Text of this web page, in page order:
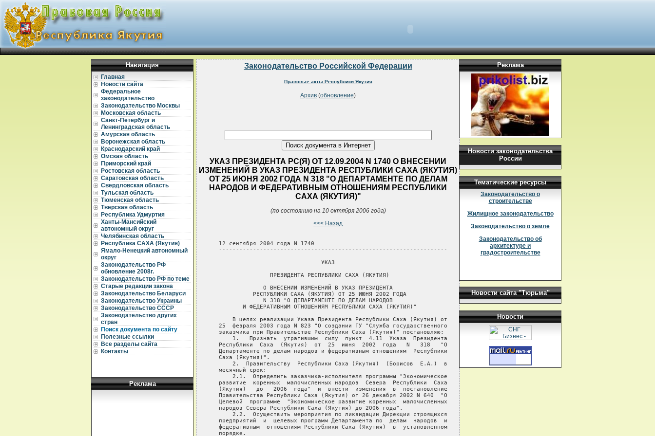
Навигация
Главная
Новости сайта
Федеральное
законодательство
Законодательство Москвы
Московская область
Санкт-Петербург и
Ленинградская область
Амурская область
Воронежская область
Краснодарский край
Омская область
Приморский край
Ростовская область
Саратовская область
Свердловская область
Тульская область
Тюменская область
Тверская область
Республика Удмуртия
Ханты-Мансийский
автономный округ
Челябинская область
Республика САХА (Якутия)
Ямало-Ненецкий автономный
округ
Законодательство РФ
обновление 2008г.
Законодательство РФ по теме
Старые редакции закона
Законодательство Беларуси
Законодательство Украины
Законодательство СССР
Законодательство других
стран
Поиск документа по сайту
Полезные ссылки
Все разделы сайта
Контакты
Реклама
Законодательство Российской Федерации
Правовые акты Республики Якутия
Архив (обновление)
УКАЗ ПРЕЗИДЕНТА РС(Я) ОТ 12.09.2004 N 1740 О ВНЕСЕНИИ
ИЗМЕНЕНИЙ В УКАЗ ПРЕЗИДЕНТА РЕСПУБЛИКИ САХА (ЯКУТИЯ)
ОТ 25 ИЮНЯ 2002 ГОДА N 318 "О ДЕПАРТАМЕНТЕ ПО ДЕЛАМ
НАРОДОВ И ФЕДЕРАТИВНЫМ ОТНОШЕНИЯМ РЕСПУБЛИКИ
САХА (ЯКУТИЯ)"
(по состоянию на 10 октября 2006 года)
<<< Назад
   12 сентября 2004 года N 1740
   -------------------------------------------------------------------
                                 УКАЗ
                  ПРЕЗИДЕНТА РЕСПУБЛИКИ САХА (ЯКУТИЯ)
                О ВНЕСЕНИИ ИЗМЕНЕНИЙ В УКАЗ ПРЕЗИДЕНТА
             РЕСПУБЛИКИ САХА (ЯКУТИЯ) ОТ 25 ИЮНЯ 2002 ГОДА
                N 318 "О ДЕПАРТАМЕНТЕ ПО ДЕЛАМ НАРОДОВ
          И ФЕДЕРАТИВНЫМ ОТНОШЕНИЯМ РЕСПУБЛИКИ САХА (ЯКУТИЯ)"
       В целях реализации Указа Президента Республики Саха (Якутия) от
   25  февраля 2003 года N 823 "О создании ГУ "Служба государственного
   заказчика при Правительстве Республики Саха (Якутия)" постановляю:
       1.   Признать  утратившим  силу  пункт  4.11  Указа  Президента
   Республики  Саха  (Якутия)  от  25  июня  2002  года   N   318   "О
   Департаменте по делам народов и федеративным отношениям  Республики
   Саха (Якутия)".
       2.  Правительству  Республики Саха (Якутия)  (Борисов  Е.А.)  в
   месячный срок:
       2.1.  Определить заказчика-исполнителя программы "Экономическое
   развитие  коренных  малочисленных народов  Севера  Республики  Саха
   (Якутия)   до   2006  года"  и  внести  изменения  в  постановление
   Правительства Республики Саха (Якутия) от 26 декабря 2002 N 640  "О
   Целевой  программе  "Экономическое развитие коренных  малочисленных
   народов Севера Республики Саха (Якутия) до 2006 года".
       2.2.  Осуществить мероприятия по ликвидации Дирекции строящихся
   предприятий  и  целевых программ Департамента по  делам  народов  и
   федеративным  отношениям Республики Саха (Якутия)  в  установленном
   порядке.
Реклама
Новости законодательства
России
Тематические ресурсы
Законодательство о
строительстве
Жилищное законодательство
Законодательство о земле
Законодательство об
архитектуре и
градостроительстве
Новости сайта "Тюрьма"
Новости